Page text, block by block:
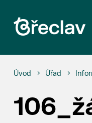
Úvod Úřad